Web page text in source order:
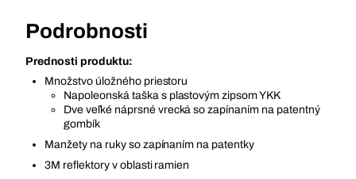
Podrobnosti
Prednosti produktu:
Množstvo úložného priestoru
Napoleonská taška s plastovým zipsom YKK
Dve veľké náprsné vrecká so zapínaním na patentný
gombík
Manžety na ruky so zapínaním na patentky
3M reflektory v oblasti ramien